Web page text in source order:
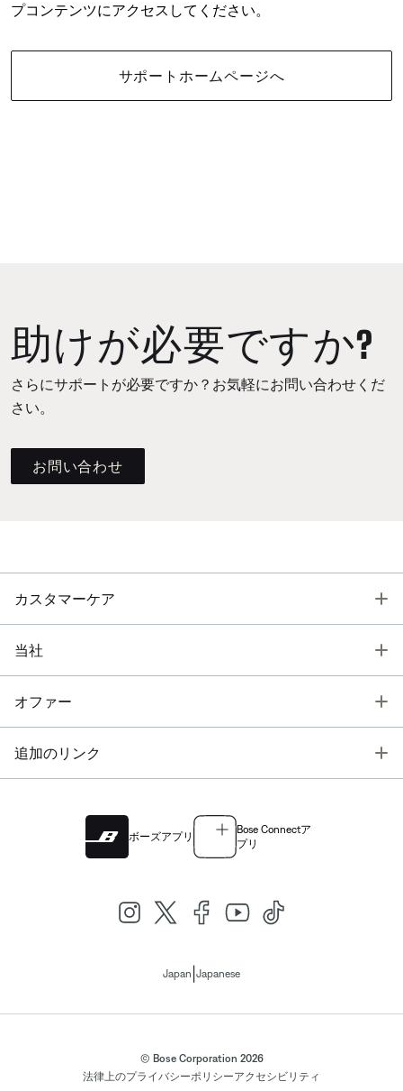
プコンテンツにアクセスしてください。
サポートホームページへ
助けが必要ですか?
さらにサポートが必要ですか？お気軽にお問い合わせくだ
さい。
お問い合わせ
カスタマーケア
当社
オファー
追加のリンク
ボーズアプリ
Bose Connectア
プリ
Japan Japanese
© Bose Corporation 2026
法律上のプライバシーポリシーアクセシビリティ